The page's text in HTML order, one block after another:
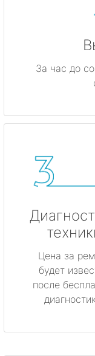
За час до
Цена за
будет
после